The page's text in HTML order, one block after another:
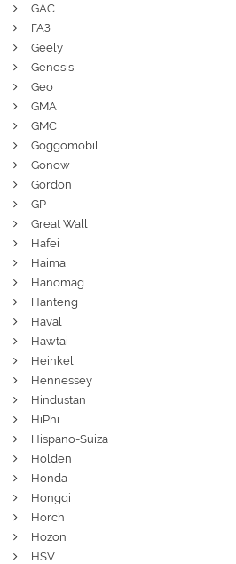
GAC
ГАЗ
Geely
Genesis
Geo
GMA
GMC
Goggomobil
Gonow
Gordon
GP
Great Wall
Hafei
Haima
Hanomag
Hanteng
Haval
Hawtai
Heinkel
Hennessey
Hindustan
HiPhi
Hispano-Suiza
Holden
Honda
Hongqi
Horch
Hozon
HSV